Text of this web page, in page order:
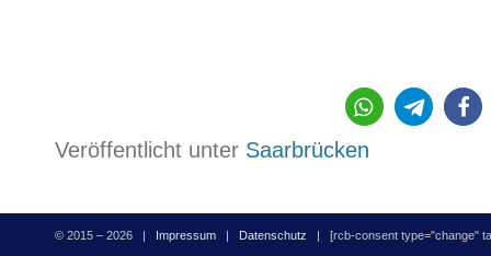
Veröffentlicht unter Saarbrücken
© 2015 – 2026 | Impressum | Datenschutz | [rcb-consent type="change"